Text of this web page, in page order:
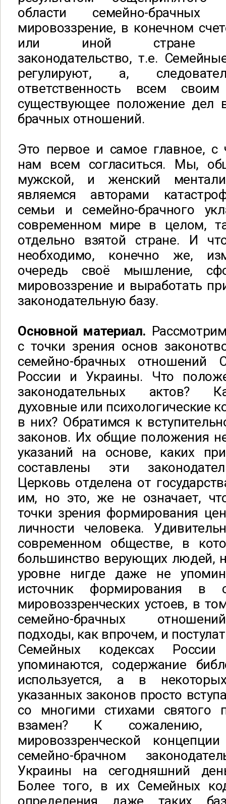
области семейно-
мировоззрение, в конечном
или иной стране
законодательство, т.е.
регулируют, а,
ответственность всем
существующее положение дел
брачных отношений.
Это первое и самое главное, с
нам всем согласиться. Мы,
мужской, и женский
являемся авторами
семьи и семейно-брачного
современном мире в целом,
отдельно взятой стране. И
необходимо, конечно же,
очередь своё мышление,
мировоззрение и выработать
законодательную базу.
Основной материал.
с точки зрения основ
семейно-брачных отношений
России и Украины. Что
законодательных актов?
духовные или психологические
в них? Обратимся к
законов. Их общие положения
указаний на основе, каких
составлены эти
Церковь отделена от
им, но это, же не означает,
точки зрения формирования
личности человека.
современном обществе, в
большинство верующих людей,
уровне нигде даже не
источник формирования в
мировоззренческих устоев, в
семейно-брачных
подходы, как впрочем, и
Семейных кодексах
упоминаются, содержание
используется, а в
указанных законов просто
со многими стихами святого
взамен? К сожалению,
мировоззренческой
семейно-брачном
Украины на сегодняшний
Более того, в их Семейных
определения даже таких